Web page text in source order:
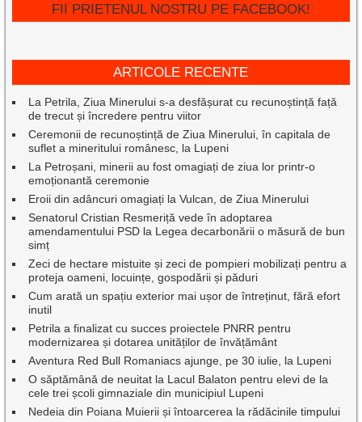
FII PRIETENUL NOSTRU PE FACEBOOK!
ARTICOLE RECENTE
La Petrila, Ziua Minerului s-a desfășurat cu recunoștință față
de trecut și încredere pentru viitor
Ceremonii de recunoștință de Ziua Minerului, în capitala de
suflet a mineritului românesc, la Lupeni
La Petroșani, minerii au fost omagiați de ziua lor printr-o
emoționantă ceremonie
Eroii din adâncuri omagiați la Vulcan, de Ziua Minerului
Senatorul Cristian Resmeriță vede în adoptarea
amendamentului PSD la Legea decarbonării o măsură de bun
simț
Zeci de hectare mistuite și zeci de pompieri mobilizați pentru a
proteja oameni, locuințe, gospodării și păduri
Cum arată un spațiu exterior mai ușor de întreținut, fără efort
inutil
Petrila a finalizat cu succes proiectele PNRR pentru
modernizarea și dotarea unităților de învățământ
Aventura Red Bull Romaniacs ajunge, pe 30 iulie, la Lupeni
O săptămână de neuitat la Lacul Balaton pentru elevi de la
cele trei școli gimnaziale din municipiul Lupeni
Nedeia din Poiana Muierii și întoarcerea la rădăcinile timpului